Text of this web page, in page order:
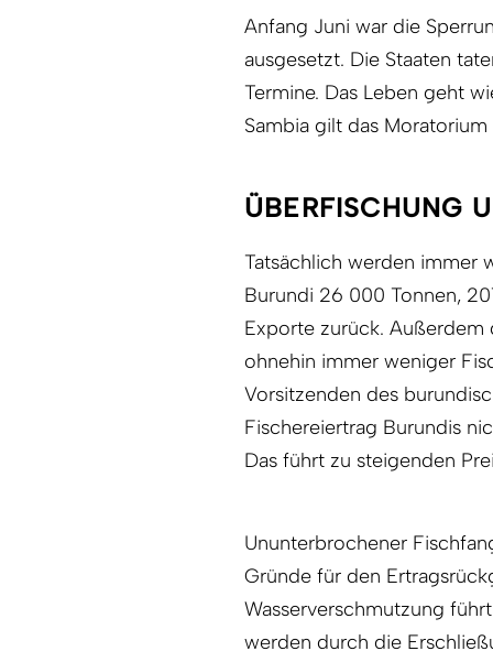
Anfang Juni war die
ausgesetzt. Die Staaten
Termine. Das Leben geht
Sambia gilt das
ÜBERFISCHUNG
Tatsächlich werden immer
Burundi 26 000 Tonnen,
Exporte zurück.
ohnehin immer weniger
Vorsitzenden des
Fischereiertrag Burundis
Das führt zu steigenden
Ununterbrochener
Gründe für den
Wasserverschmutzung
werden durch die